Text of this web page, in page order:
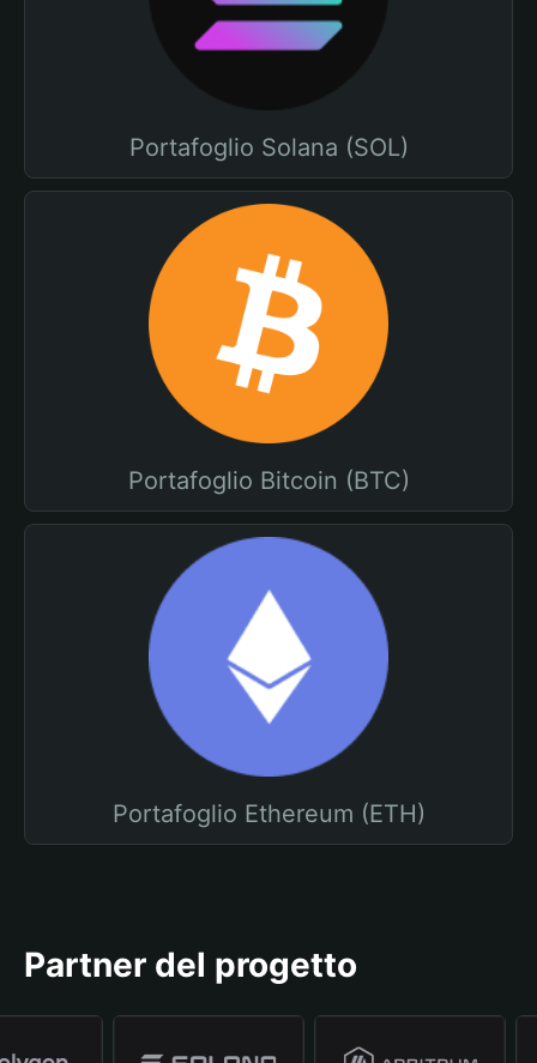
Portafoglio Solana (SOL)
Portafoglio Bitcoin (BTC)
Portafoglio Ethereum (ETH)
Partner del progetto